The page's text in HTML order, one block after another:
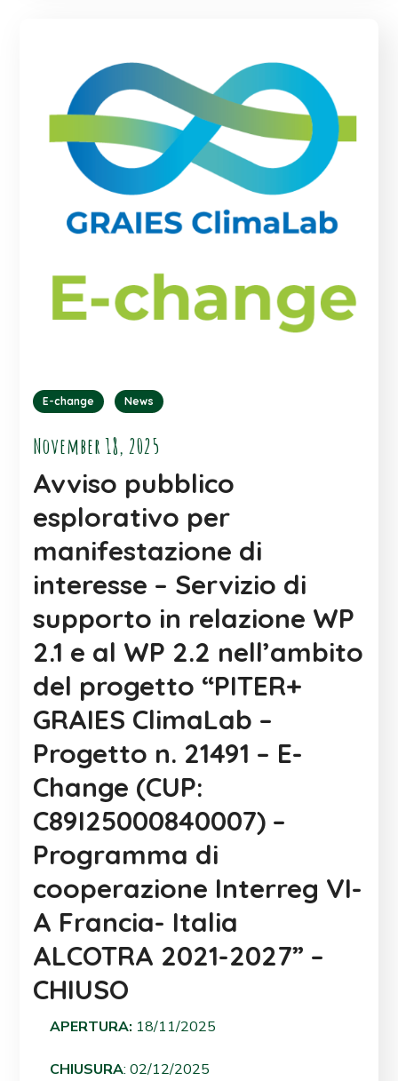
E-change News
November 18, 2025
Avviso pubblico
esplorativo per
manifestazione di
interesse – Servizio di
supporto in relazione WP
2.1 e al WP 2.2 nell’ambito
del progetto “PITER+
GRAIES ClimaLab –
Progetto n. 21491 – E-
Change (CUP:
C89I25000840007) –
Programma di
cooperazione Interreg VI-
A Francia- Italia
ALCOTRA 2021-2027” –
CHIUSO
APERTURA: 18/11/2025
CHIUSURA: 02/12/2025